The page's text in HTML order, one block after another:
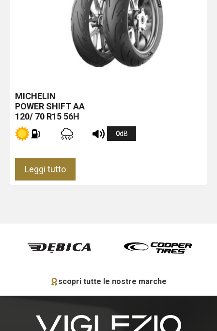
MICHELIN
POWER SHIFTAA
120/ 70 R15 56H
0dB
Leggi tutto
scopri tutte le nostre marche